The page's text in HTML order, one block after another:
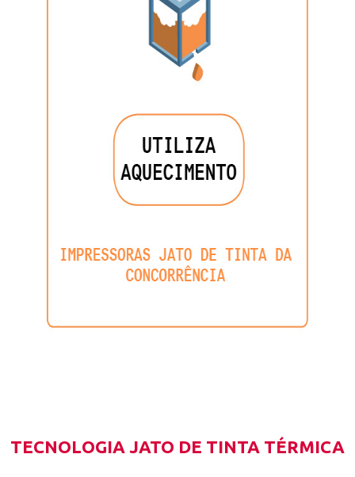
TECNOLOGIA JATO DE TINTA TÉRMICA